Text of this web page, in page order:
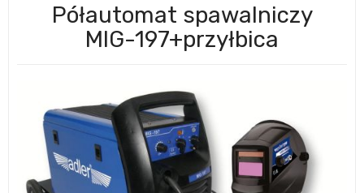
Półautomat spawalniczy
MIG-197+przyłbica